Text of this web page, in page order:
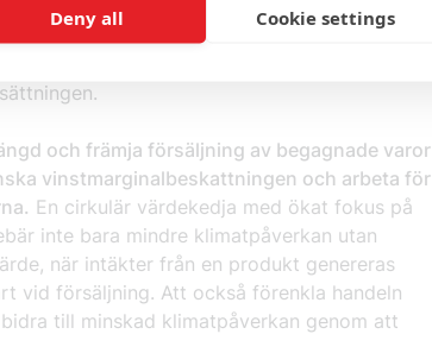
för datacenter ska tas
till Sverige som investeringsland och
och främja försäljning av begagnade varor
vinstmarginalbeskattningen och arbeta för
En cirkulär värdekedja med ökat fokus på
inte bara mindre klimatpåverkan utan
när intäkter från en produkt genereras
vid försäljning. Att också förenkla handeln
till minskad klimatpåverkan genom att
Deny all Cookie settings